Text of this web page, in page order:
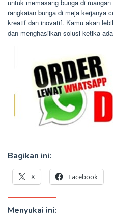
untuk memasang bunga di
rangkaian bunga di meja kerjanya
kreatif dan inovatif. Kamu akan
dan menghasilkan solusi ketika
Bagikan ini:
X Facebook
Menyukai ini: